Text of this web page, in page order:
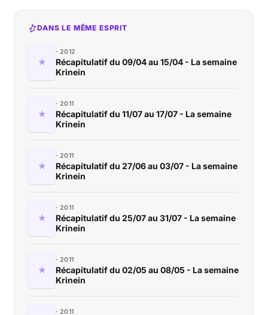
DANS LE MÊME ESPRIT
2012
Récapitulatif du 09/04 au 15/04 - La semaine
Krinein
2011
Récapitulatif du 11/07 au 17/07 - La semaine
Krinein
2011
Récapitulatif du 27/06 au 03/07 - La semaine
Krinein
2011
Récapitulatif du 25/07 au 31/07 - La semaine
Krinein
2011
Récapitulatif du 02/05 au 08/05 - La semaine
Krinein
2011